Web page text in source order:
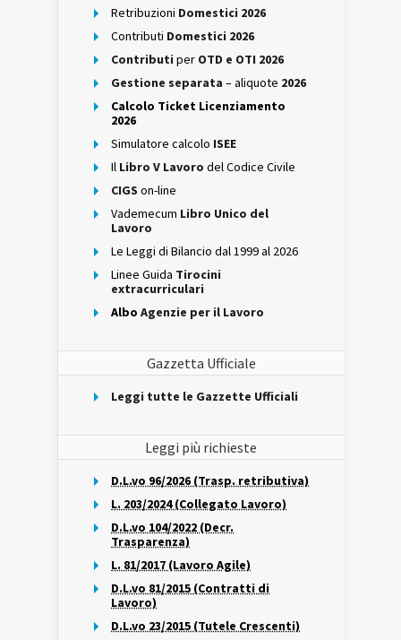
Retribuzioni Domestici 2026
Contributi Domestici 2026
Contributi per OTD e OTI 2026
Gestione separata – aliquote 2026
Calcolo Ticket Licenziamento
2026
Simulatore calcolo ISEE
Il Libro V Lavoro del Codice Civile
CIGS on-line
Vademecum Libro Unico del
Lavoro
Le Leggi di Bilancio dal 1999 al 2026
Linee Guida Tirocini
extracurriculari
Albo Agenzie per il Lavoro
Gazzetta Ufficiale
Leggi tutte le Gazzette Ufficiali
Leggi più richieste
D.L.vo 96/2026 (Trasp. retributiva)
L. 203/2024 (Collegato Lavoro)
D.L.vo 104/2022 (Decr.
Trasparenza)
L. 81/2017 (Lavoro Agile)
D.L.vo 81/2015 (Contratti di
Lavoro)
D.L.vo 23/2015 (Tutele Crescenti)